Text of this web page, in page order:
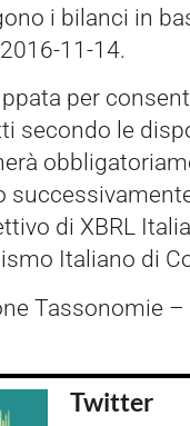
i bilanci in
11-14.
per
secondo le
di XBRL
Italiano di
Tassonomie
Twitter